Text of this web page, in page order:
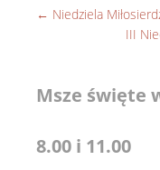
← Niedziela
III
Msze święte
8.00 i 11.00